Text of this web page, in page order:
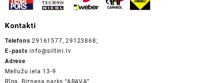
Kontakti
Telefons 29161577, 29123868;
E-pasts info@siltini.lv
Adrese
Mellužu iela 13-9